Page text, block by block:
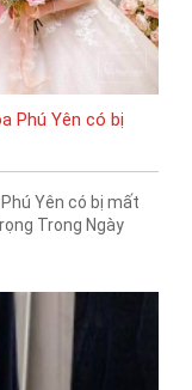
Phú Yên có bị
Yên có bị mất
Trong Ngày